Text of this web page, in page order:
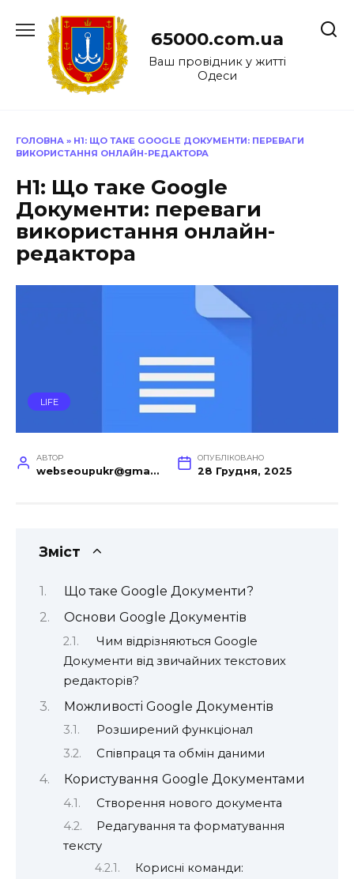
до
65000.com.ua
Ваш провідник у житті
Одеси
ГОЛОВНА » H1: ЩО ТАКЕ GOOGLE ДОКУМЕНТИ: ПЕРЕВАГИ
ВИКОРИСТАННЯ ОНЛАЙН-РЕДАКТОРА
H1: Що таке Google
Документи: переваги
використання онлайн-
редактора
LIFE
АВТОР
webseoupukr@gmail.com
ОПУБЛІКОВАНО
28 Грудня, 2025
Зміст
Що таке Google Документи?
Основи Google Документів
Чим відрізняються Google
Документи від звичайних текстових
редакторів?
Можливості Google Документів
Розширений функціонал
Співпраця та обмін даними
Користування Google Документами
Створення нового документа
Редагування та форматування
тексту
Корисні команди: